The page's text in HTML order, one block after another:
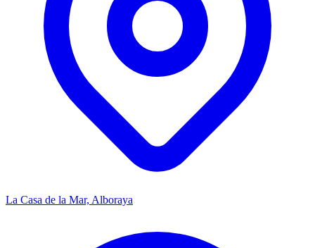
La Casa de la Mar, Alboraya